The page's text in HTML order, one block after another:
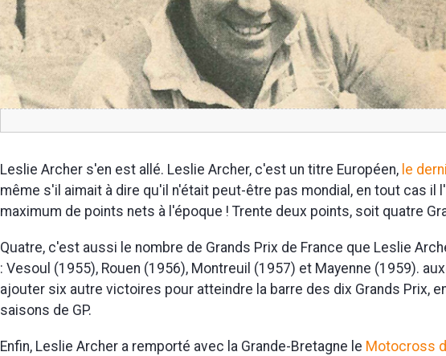
Leslie Archer s'en est allé. Leslie Archer, c'est un titre Européen, le
même s'il aimait à dire qu'il n'était peut-être pas mondial, en tout cas il
maximum de points nets à l'époque ! Trente deux points, soit quatre
Quatre, c'est aussi le nombre de Grands Prix de France que Leslie
: Vesoul (1955), Rouen (1956), Montreuil (1957) et Mayenne (1959).
ajouter six autre victoires pour atteindre la barre des dix Grands Prix,
saisons de GP.
Enfin, Leslie Archer a remporté avec la Grande-Bretagne le Motocross